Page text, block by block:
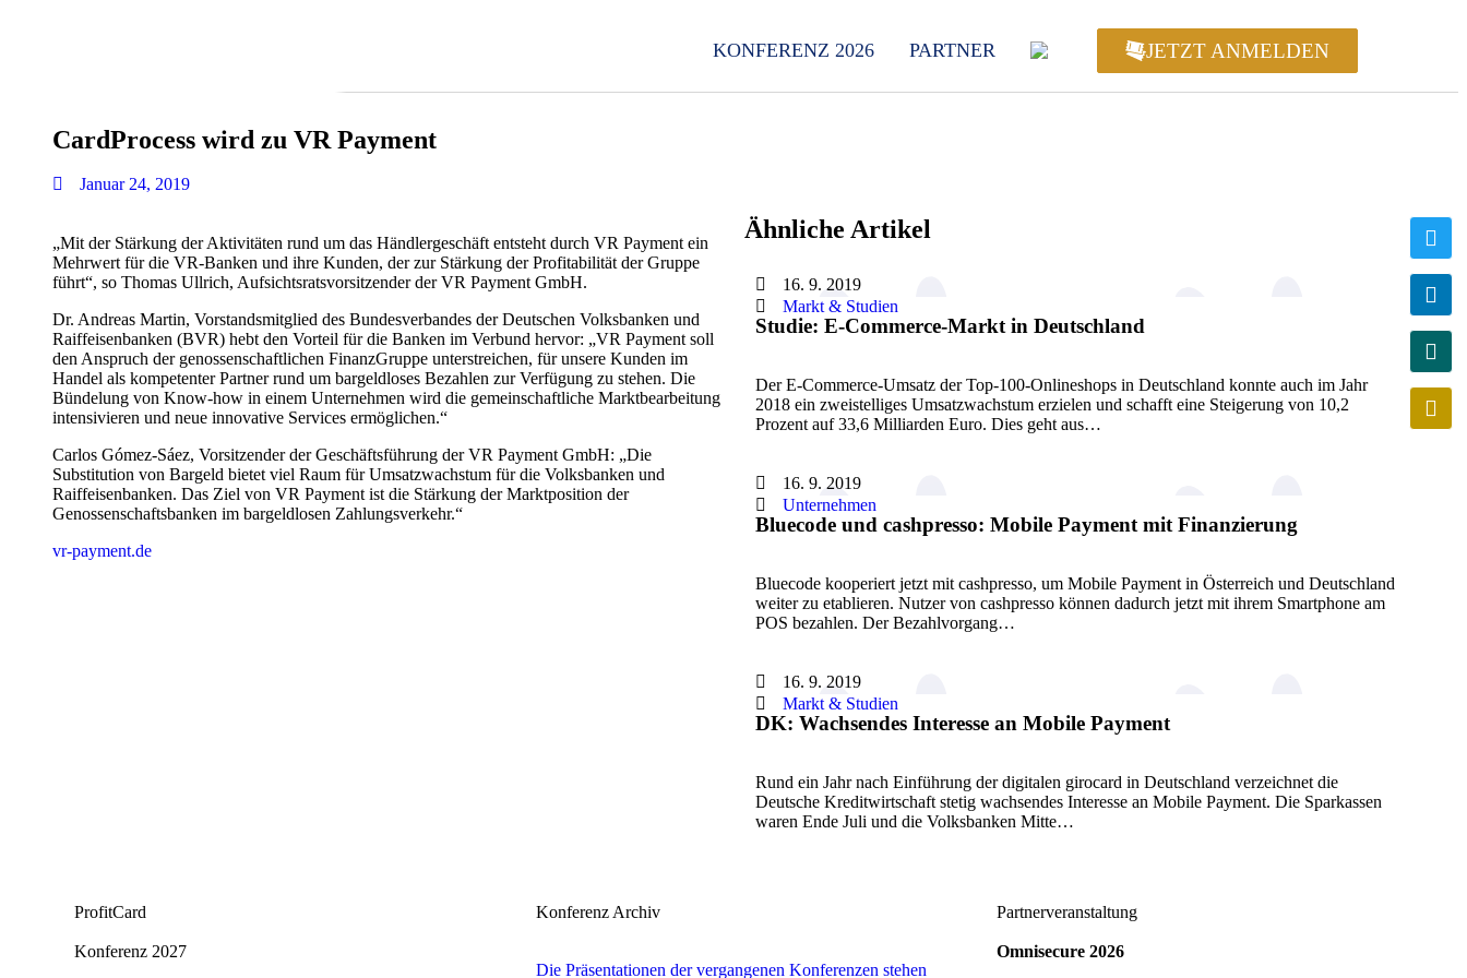
KONFERENZ 2026 PARTNER JETZT ANMELDEN
CardProcess wird zu VR Payment
Januar 24, 2019
„Mit der Stärkung der Aktivitäten rund um das Händlergeschäft entsteht durch VR Payment ein
Mehrwert für die VR-Banken und ihre Kunden, der zur Stärkung der Profitabilität der Gruppe
führt“, so Thomas Ullrich, Aufsichtsratsvorsitzender der VR Payment GmbH.
Dr. Andreas Martin, Vorstandsmitglied des Bundesverbandes der Deutschen Volksbanken und
Raiffeisenbanken (BVR) hebt den Vorteil für die Banken im Verbund hervor: „VR Payment soll
den Anspruch der genossenschaftlichen FinanzGruppe unterstreichen, für unsere Kunden im
Handel als kompetenter Partner rund um bargeldloses Bezahlen zur Verfügung zu stehen. Die
Bündelung von Know-how in einem Unternehmen wird die gemeinschaftliche Marktbearbeitung
intensivieren und neue innovative Services ermöglichen.“
Carlos Gómez-Sáez, Vorsitzender der Geschäftsführung der VR Payment GmbH: „Die
Substitution von Bargeld bietet viel Raum für Umsatzwachstum für die Volksbanken und
Raiffeisenbanken. Das Ziel von VR Payment ist die Stärkung der Marktposition der
Genossenschaftsbanken im bargeldlosen Zahlungsverkehr.“
vr-payment.de
Ähnliche Artikel
16. 9. 2019
Markt & Studien
Studie: E-Commerce-Markt in Deutschland
Der E-Commerce-Umsatz der Top-100-Onlineshops in Deutschland konnte auch im Jahr
2018 ein zweistelliges Umsatzwachstum erzielen und schafft eine Steigerung von 10,2
Prozent auf 33,6 Milliarden Euro. Dies geht aus…
16. 9. 2019
Unternehmen
Bluecode und cashpresso: Mobile Payment mit Finanzierung
Bluecode kooperiert jetzt mit cashpresso, um Mobile Payment in Österreich und Deutschland
weiter zu etablieren. Nutzer von cashpresso können dadurch jetzt mit ihrem Smartphone am
POS bezahlen. Der Bezahlvorgang…
16. 9. 2019
Markt & Studien
DK: Wachsendes Interesse an Mobile Payment
Rund ein Jahr nach Einführung der digitalen girocard in Deutschland verzeichnet die
Deutsche Kreditwirtschaft stetig wachsendes Interesse an Mobile Payment. Die Sparkassen
waren Ende Juli und die Volksbanken Mitte…
ProfitCard
Konferenz 2027
Konferenz Archiv
Die Präsentationen der vergangenen Konferenzen stehen
Partnerveranstaltung
Omnisecure 2026